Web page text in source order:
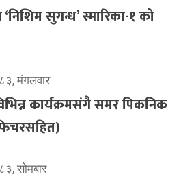
सुगन्ध’ स्मारिका-१ को
मंगलवार
कार्यक्रमसंगै समर पिकनिक
सोमबार